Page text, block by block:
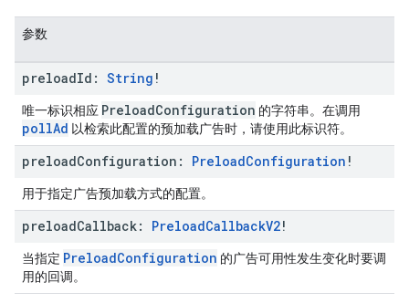
参数
preloadId: String !
唯一标识相应 PreloadConfiguration 的字符串。在调用
pollAd 以检索此配置的预加载广告时，请使用此标识符。
preloadConfiguration: PreloadConfiguration !
用于指定广告预加载方式的配置。
preloadCallback: PreloadCallbackV2!
当指定 PreloadConfiguration 的广告可用性发生变化时要调
用的回调。